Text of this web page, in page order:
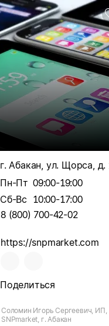
г. Абакан, ул. Щорса, д.
Пн-Пт 09:00-19:00
Сб-Вс 10:00-17:00
8 (800) 700-42-02
https://snpmarket.com
Поделиться
Соломин Игорь Сергеевич, ИП,
SNPmarket, г. Абакан